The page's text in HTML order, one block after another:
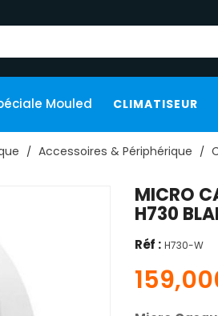
Mouled CLIMATISEUR
Accessoires & Périphérique
MICRO
H730
Réf : H730-W